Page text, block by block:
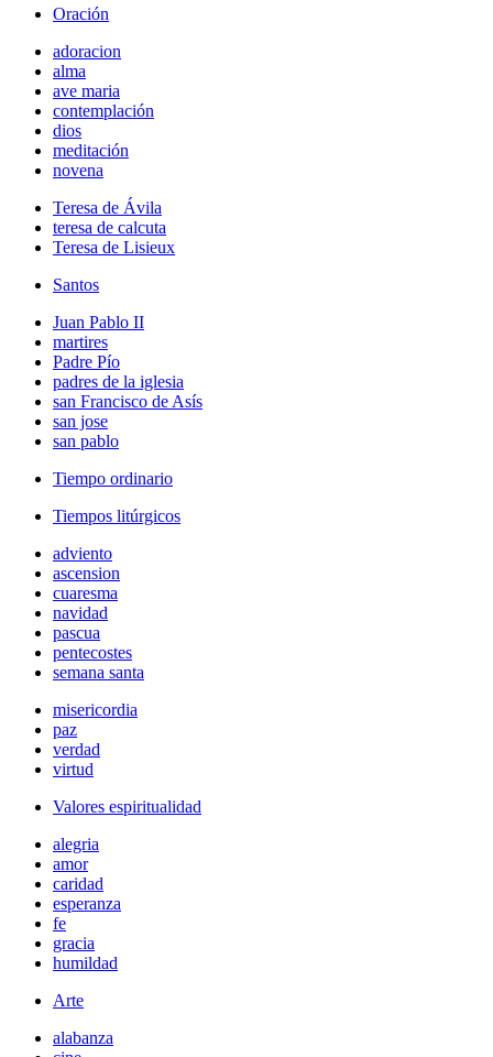
Oración
adoracion
alma
ave maria
contemplación
dios
meditación
novena
Teresa de Ávila
teresa de calcuta
Teresa de Lisieux
Santos
Juan Pablo II
martires
Padre Pío
padres de la iglesia
san Francisco de Asís
san jose
san pablo
Tiempo ordinario
Tiempos litúrgicos
adviento
ascension
cuaresma
navidad
pascua
pentecostes
semana santa
misericordia
paz
verdad
virtud
Valores espiritualidad
alegria
amor
caridad
esperanza
fe
gracia
humildad
Arte
alabanza